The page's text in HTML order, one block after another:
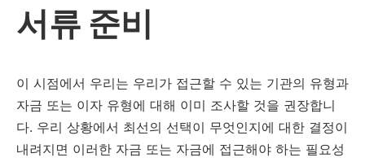
서류 준비
이 시점에서 우리는 우리가 접근할 수 있는 기관의 유형과
자금 또는 이자 유형에 대해 이미 조사할 것을 권장합니
다. 우리 상황에서 최선의 선택이 무엇인지에 대한 결정이
내려지면 이러한 자금 또는 자금에 접근해야 하는 필요성